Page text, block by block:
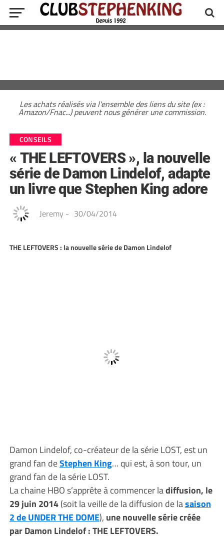
Les achats réalisés via l'ensemble des liens du site (ex :
Amazon/Fnac...) peuvent nous générer une commission.
CONSEILS
« THE LEFTOVERS », la nouvelle
série de Damon Lindelof, adapte
un livre que Stephen King adore
Jeremy - 30/04/2014
THE LEFTOVERS : la nouvelle série de Damon Lindelof
Damon Lindelof, co-créateur de la série LOST, est un
grand fan deStephen King… qui est, à son tour, un
grand fan de la série LOST.
La chaine HBO s’apprête à commencer ladiffusion, le
29 juin 2014(soit la veille de la diffusion de lasaison
2 de UNDER THE DOME), une nouvelle série créée
par Damon Lindelof : THE LEFTOVERS.